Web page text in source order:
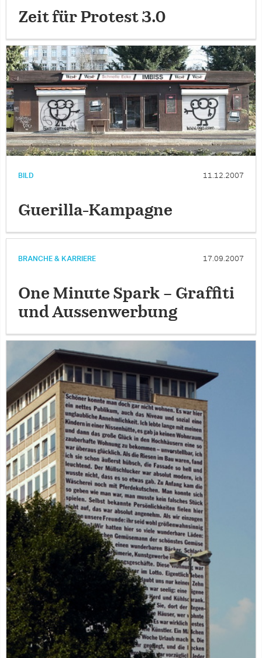
Zeit für Protest 3.0
BILD 11.12.2007
Guerilla-Kampagne
BRANCHE & KARRIERE 17.09.2007
One Minute Spark – Graffiti
und Aussenwerbung